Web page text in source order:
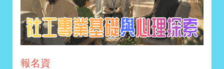
報名資